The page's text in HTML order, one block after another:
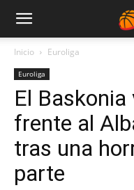
Inicio Euroliga
Euroliga
El
frente al
tras una
parte